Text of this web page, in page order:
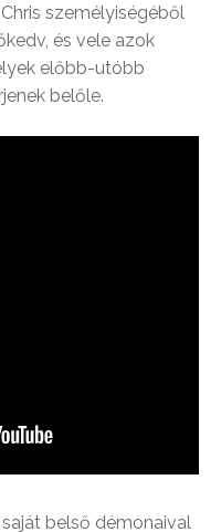
személyiségéből
és vele azok
előbb-utóbb
belőle.
belső démonaival